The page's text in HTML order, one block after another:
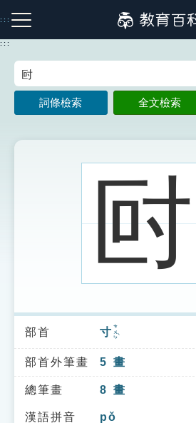
到
主
:::
注音索引圖示 筆畫索引圖示
索引選單
知識索引
單字索引
生命大百科索引
:::
詞條檢索 全文檢索
尀
部首 寸 ㄘㄨㄣˋ
部首外筆畫 5 畫
總筆畫 8 畫
漢語拼音 pǒ